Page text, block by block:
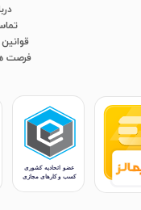
فرصت